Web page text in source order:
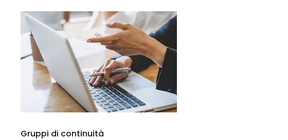
Gruppi di continuità